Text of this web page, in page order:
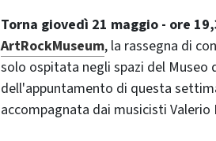
Torna giovedì 21 maggio - ore
ArtRockMuseum, la rassegna di
solo ospitata negli spazi del Museo
dell'appuntamento di questa
accompagnata dai musicisti